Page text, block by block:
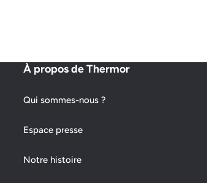
À propos de Thermor
Qui sommes-nous ?
Espace presse
Notre histoire